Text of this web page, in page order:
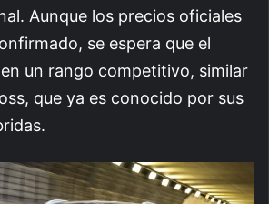
Aunque los precios oficiales
se espera que el
un rango competitivo, similar
que ya es conocido por sus